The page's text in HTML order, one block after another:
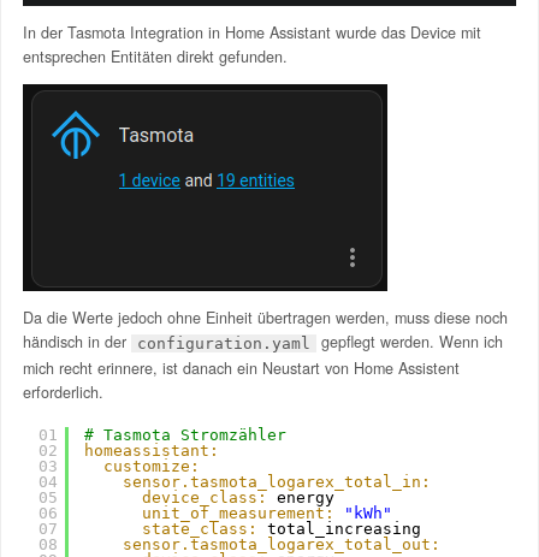
In der Tasmota Integration in Home Assistant wurde das Device mit
entsprechen Entitäten direkt gefunden.
Da die Werte jedoch ohne Einheit übertragen werden, muss diese noch
händisch in der
configuration.yaml
gepflegt werden. Wenn ich
mich recht erinnere, ist danach ein Neustart von Home Assistent
erforderlich.
01
02
03
04
05
06
07
08
# Tasmota Stromzähler
homeassistant:
customize:
sensor.tasmota_logarex_total_in:
device_class:
energy
unit_of_measurement:
"kWh"
state_class:
total_increasing
sensor.tasmota_logarex_total_out: